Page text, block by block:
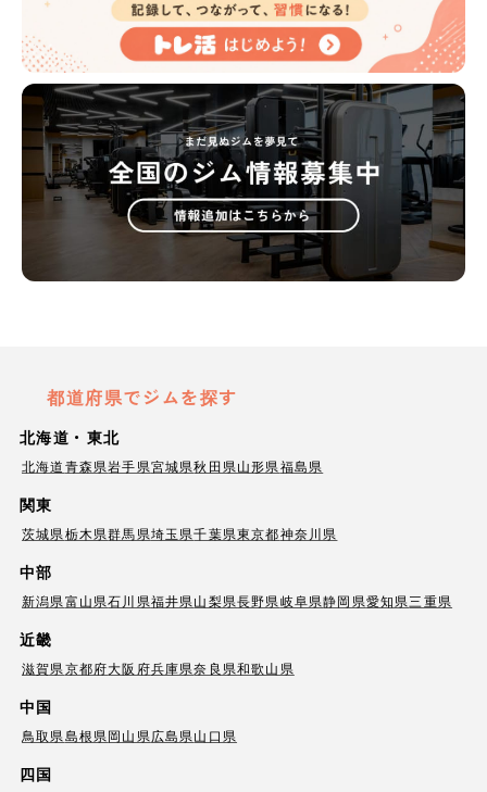
都道府県でジムを探す
北海道・東北
北海道青森県岩手県宮城県秋田県山形県福島県
関東
茨城県栃木県群馬県埼玉県千葉県東京都神奈川県
中部
新潟県富山県石川県福井県山梨県長野県岐阜県静岡県愛知県三重県
近畿
滋賀県京都府大阪府兵庫県奈良県和歌山県
中国
鳥取県島根県岡山県広島県山口県
四国